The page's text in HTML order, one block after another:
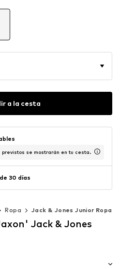
a la cesta
se mostrarán en tu cesta.
30 días
Ropa Jack & Jones Junior Ropa
Jack & Jones